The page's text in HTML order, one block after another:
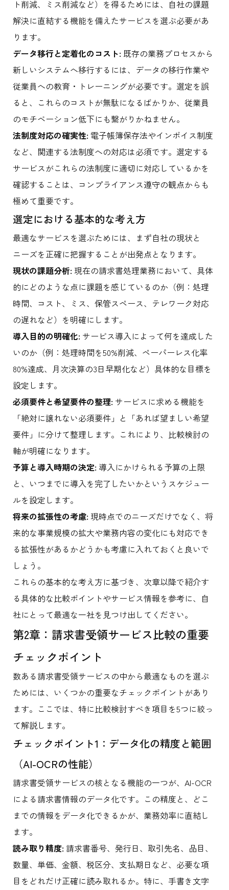
ト削減、ミス削減など）を得るためには、自社の課題
解決に直結する機能を備えたサービスを選ぶ必要があ
ります。
データ移行と定着化のコスト: 既存の業務プロセスから
新しいシステムへ移行するには、データの移行作業や
従業員への教育・トレーニングが必要です。選定を誤
ると、これらのコストが無駄になるばかりか、従業員
のモチベーション低下にも繋がりかねません。
法制度対応の確実性: 電子帳簿保存法やインボイス制度
など、関連する法制度への対応は必須です。選定する
サービスがこれらの法制度に適切に対応しているかを
確認することは、コンプライアンス遵守の観点からも
極めて重要です。
選定における基本的な考え方
最適なサービスを選ぶためには、まず自社の現状と
ニーズを正確に把握することが出発点となります。
現状の課題分析: 現在の請求書処理業務において、具体
的にどのような点に課題を感じているのか（例：処理
時間、コスト、ミス、保管スペース、テレワーク対応
の遅れなど）を明確にします。
導入目的の明確化: サービス導入によって何を達成した
いのか（例：処理時間を50%削減、ペーパーレス化率
80%達成、月次決算の3日早期化など）具体的な目標を
設定します。
必須要件と希望要件の整理: サービスに求める機能を
「絶対に譲れない必須要件」と「あれば望ましい希望
要件」に分けて整理します。これにより、比較検討の
軸が明確になります。
予算と導入時期の決定: 導入にかけられる予算の上限
と、いつまでに導入を完了したいかというスケジュー
ルを設定します。
将来の拡張性の考慮: 現時点でのニーズだけでなく、将
来的な事業規模の拡大や業務内容の変化にも対応でき
る拡張性があるかどうかも考慮に入れておくと良いで
しょう。
これらの基本的な考え方に基づき、次章以降で紹介す
る具体的な比較ポイントやサービス情報を参考に、自
社にとって最適な一社を見つけ出してください。
第2章：請求書受領サービス比較の重要
チェックポイント
数ある請求書受領サービスの中から最適なものを選ぶ
ためには、いくつかの重要なチェックポイントがあり
ます。ここでは、特に比較検討すべき項目を5つに絞っ
て解説します。
チェックポイント1：データ化の精度と範囲
（AI-OCRの性能）
請求書受領サービスの核となる機能の一つが、AI-OCR
による請求書情報のデータ化です。この精度と、どこ
までの情報をデータ化できるかが、業務効率に直結し
ます。
読み取り精度: 請求書番号、発行日、取引先名、品目、
数量、単価、金額、税区分、支払期日など、必要な項
目をどれだけ正確に読み取れるか。特に、手書き文字